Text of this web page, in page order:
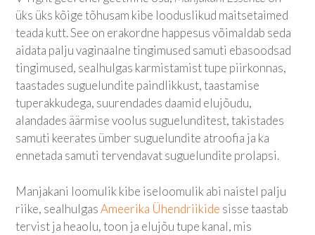
üks üks kõige tõhusam kibe looduslikud maitsetaimed
teada kutt. See on erakordne happesus võimaldab seda
aidata palju vaginaalne tingimused samuti ebasoodsad
tingimused, sealhulgas karmistamist tupe piirkonnas,
taastades suguelundite paindlikkust, taastamise
tuperakkudega, suurendades daamid elujõudu,
alandades äärmise voolus suguelunditest, takistades
samuti keerates ümber suguelundite atroofia ja ka
ennetada samuti tervendavat suguelundite prolapsi.
Manjakani loomulik kibe iseloomulik abi naistel palju
riike, sealhulgasAmeerika Ühendriikide sisse taastab
tervist ja heaolu, toon ja elujõu tupe kanal, mis